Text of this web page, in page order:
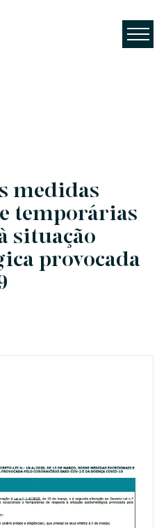
medidas
temporárias
situação
provocada